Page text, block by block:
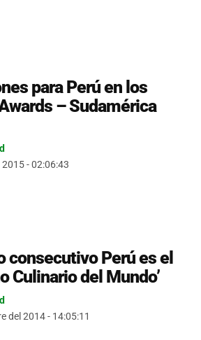
para Perú en los
– Sudamérica
- 02:06:43
consecutivo Perú es el
Culinario del Mundo’
del 2014 - 14:05:11